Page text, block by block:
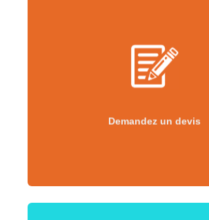
Demandez un devis
Demandez un devis